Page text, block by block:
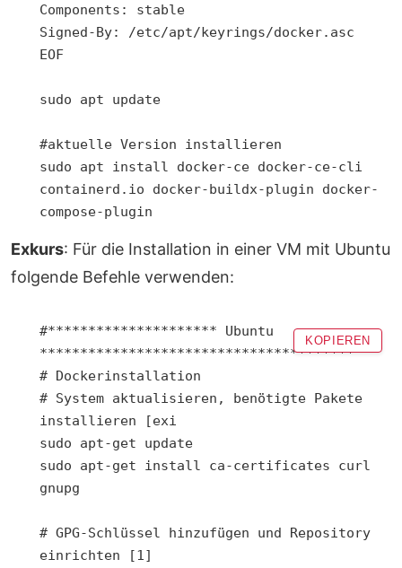
Components: stable
Signed-By: /etc/apt/keyrings/docker.asc
EOF
sudo apt update
#aktuelle Version installieren
sudo apt install docker-ce docker-ce-cli
containerd.io docker-buildx-plugin docker-
Exkurs: Für die Installation in einer VM mit Ubuntu
folgende Befehle verwenden:
#********************* Ubuntu
***************************************
# Dockerinstallation
# System aktualisieren, benötigte Pakete
installieren [exi
sudo apt-get update
sudo apt-get install ca-certificates curl
gnupg
# GPG-Schlüssel hinzufügen und Repository
einrichten [1]
KOPIEREN